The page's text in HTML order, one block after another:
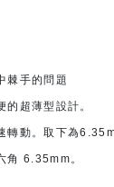
棘手的問題
的超薄型設計。
轉動。取下為
角 6.35mm。